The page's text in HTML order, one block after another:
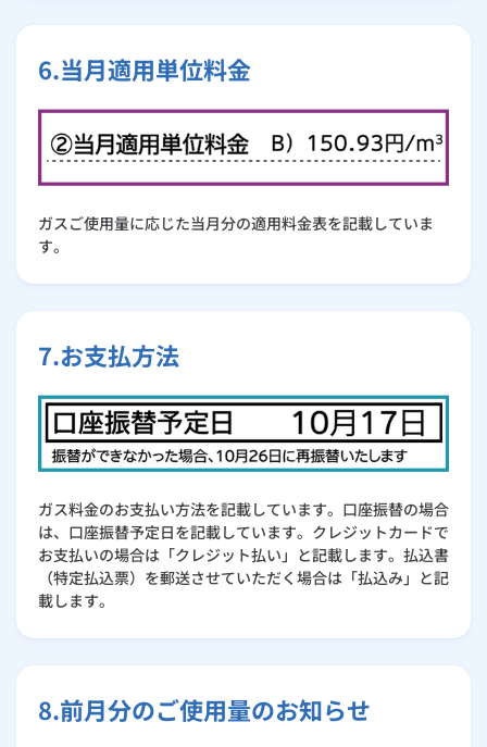
6.当月適用単位料金
ガスご使用量に応じた当月分の適用料金表を記載していま
す。
7.お支払方法
ガス料金のお支払い方法を記載しています。口座振替の場合
は、口座振替予定日を記載しています。クレジットカードで
お支払いの場合は「クレジット払い」と記載します。払込書
（特定払込票）を郵送させていただく場合は「払込み」と記
載します。
8.前月分のご使用量のお知らせ